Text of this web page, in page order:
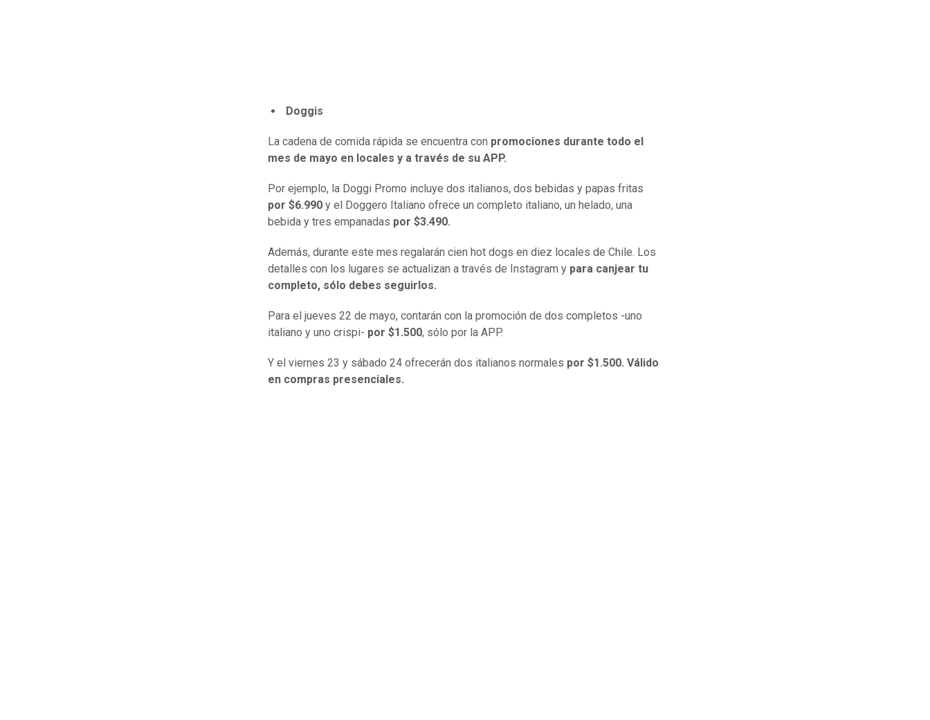
Doggis
La cadena de comida rápida se encuentra con promociones durante todo el
mes de mayo en locales y a través de su APP.
Por ejemplo, la Doggi Promo incluye dos italianos, dos bebidas y papas fritas
por $6.990 y el Doggero Italiano ofrece un completo italiano, un helado, una
bebida y tres empanadas por $3.490.
Además, durante este mes regalarán cien hot dogs en diez locales de Chile. Los
detalles con los lugares se actualizan a través de Instagram y para canjear tu
completo, sólo debes seguirlos.
Para el jueves 22 de mayo, contarán con la promoción de dos completos -uno
italiano y uno crispi- por $1.500, sólo por la APP.
Y el viernes 23 y sábado 24 ofrecerán dos italianos normales por $1.500. Válido
en compras presenciales.